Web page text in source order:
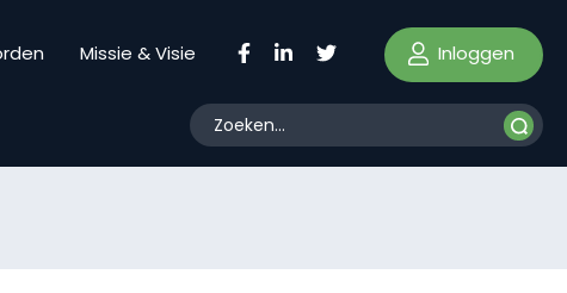
Missie & Visie Inloggen